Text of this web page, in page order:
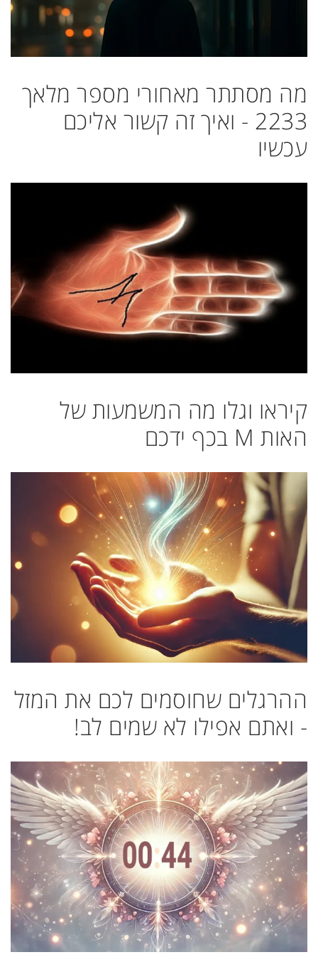
מה מסתתר מאחורי מספר מלאך
2233 - ואיך זה קשור אליכם
עכשיו
קיראו וגלו מה המשמעות של
האות M בכף ידכם
ההרגלים שחוסמים לכם את המזל
- ואתם אפילו לא שמים לב!